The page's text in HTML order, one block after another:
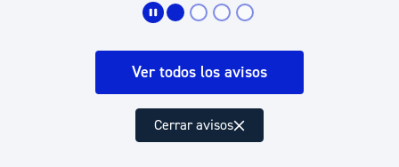
Ver todos los avisos
Cerrar avisos